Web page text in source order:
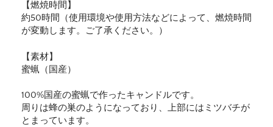
【燃焼時間】
約50時間（使用環境や使用方法などによって、燃焼時間
が変動します。ご了承ください。）
【素材】
蜜蝋（国産）
100%国産の蜜蝋で作ったキャンドルです。
周りは蜂の巣のようになっており、上部にはミツバチが
とまっています。